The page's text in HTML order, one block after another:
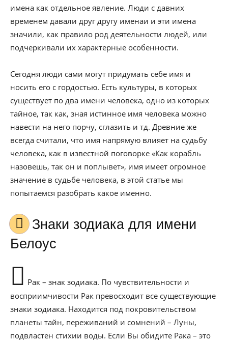
имена как отдельное явление. Люди с давних
временем давали друг другу именаи и эти имена
значили, как правило род деятельности людей, или
подчеркивали их характерные особенности.
Сегодня люди сами могут придумать себе имя и
носить его с гордостью. Есть культуры, в которых
существует по два имени человека, одно из которых
тайное, так как, зная истинное имя человека можно
навести на него порчу, сглазить и тд. Древние же
всегда считали, что имя напрямую влияет на судьбу
человека, как в известной поговорке «Как корабль
назовешь, так он и поплывет», имя имеет огромное
значение в судьбе человека, в этой статье мы
попытаемся разобрать какое именно.
Знаки зодиака для имени
Белоус
Рак – знак зодиака. По чувствительности и
восприимчивости Рак превосходит все существующие
знаки зодиака. Находится под покровительством
планеты тайн, переживаний и сомнений – Луны,
подвластен стихии воды. Если Вы обидите Рака – это